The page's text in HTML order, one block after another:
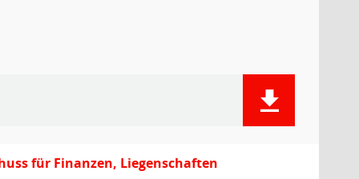
für Finanzen, Liegenschaften